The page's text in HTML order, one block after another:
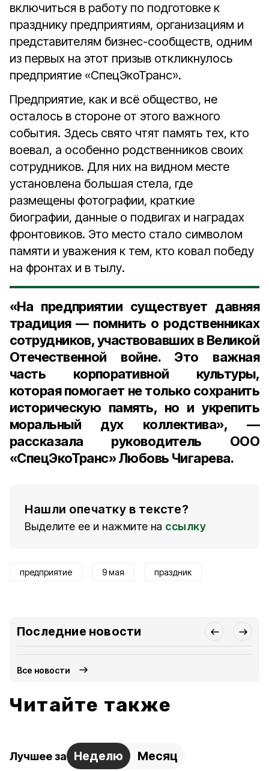
включиться в работу по подготовке к
празднику предприятиям, организациям и
представителям бизнес-сообществ, одним
из первых на этот призыв откликнулось
предприятие «СпецЭкоТранс».
Предприятие, как и всё общество, не
осталось в стороне от этого важного
события. Здесь свято чтят память тех, кто
воевал, а особенно родственников своих
сотрудников. Для них на видном месте
установлена большая стела, где
размещены фотографии, краткие
биографии, данные о подвигах и наградах
фронтовиков. Это место стало символом
памяти и уважения к тем, кто ковал победу
на фронтах и в тылу.
«На предприятии существует давняя
традиция — помнить о родственниках
сотрудников, участвовавших в Великой
Отечественной войне. Это важная
часть корпоративной культуры,
которая помогает не только сохранить
историческую память, но и укрепить
моральный дух коллектива», —
рассказала руководитель ООО
«СпецЭкоТранс»Любовь Чигарева.
Нашли опечатку в тексте?
Выделите ее и нажмите на ссылку
предприятие 9 мая праздник
Последние новости
Все новости
Читайте также
Лучшее за Неделю Месяц